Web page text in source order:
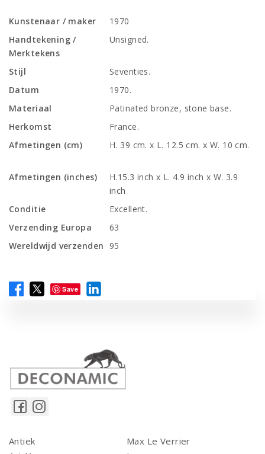
Kunstenaar / maker
1970
Handtekening /
Merktekens
Unsigned.
Stijl
Seventies.
Datum
1970.
Materiaal
Patinated bronze, stone base.
Herkomst
France.
Afmetingen (cm)
H. 39 cm. x L. 12.5 cm. x W. 10 cm.
Afmetingen (inches)
H.15.3 inch x L. 4.9 inch x W. 3.9
inch
Conditie
Excellent.
Verzending Europa
63
Wereldwijd verzenden
95
Save
Antiek
Max Le Verrier